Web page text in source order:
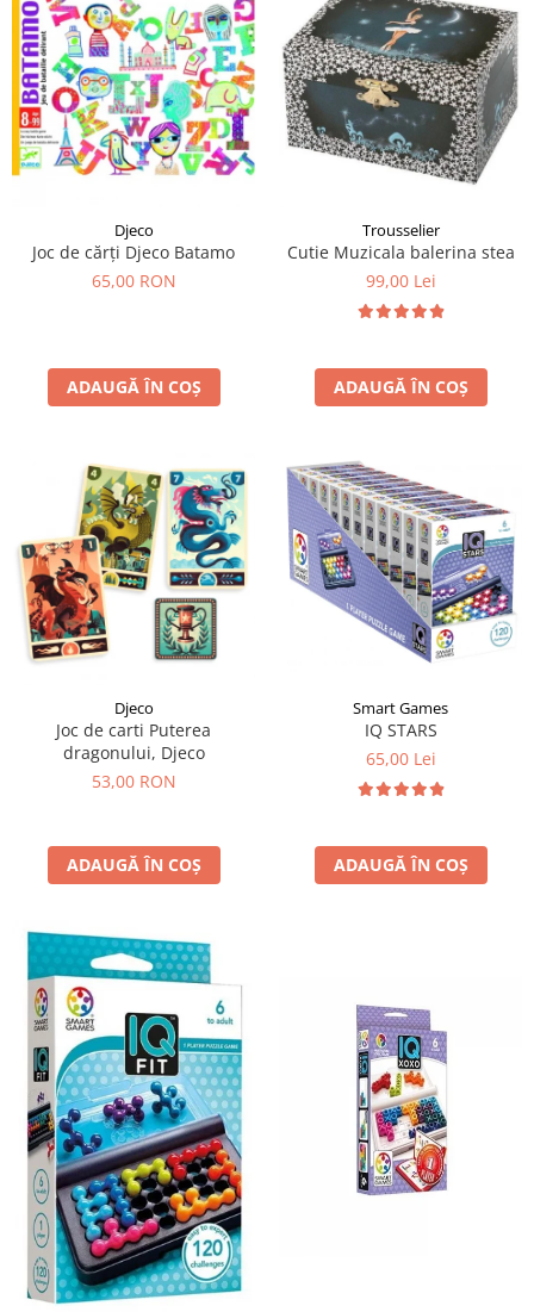
LEGO Art
LEGO Creator Expert
LEGO Architecture
LEGO Ideas
LEGO Speed Champions
Djeco
Joc de cărți Djeco Batamo
65,00 RON
ADAUGĂ ÎN COȘ
Trousselier
Cutie Muzicala balerina stea
99,00 Lei
ADAUGĂ ÎN COȘ
Djeco
Joc de carti Puterea
dragonului, Djeco
53,00 RON
ADAUGĂ ÎN COȘ
Smart Games
IQ STARS
65,00 Lei
ADAUGĂ ÎN COȘ